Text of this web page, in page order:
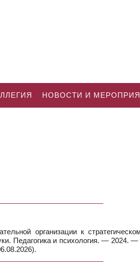
НОВОСТИ И
организации к
Педагогика и психология. — 2024.